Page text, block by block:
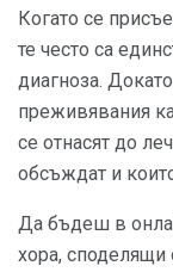
Когато се
те често са
диагноза.
преживявания
се отнасят до
обсъждат и
Да бъдеш в
хора,